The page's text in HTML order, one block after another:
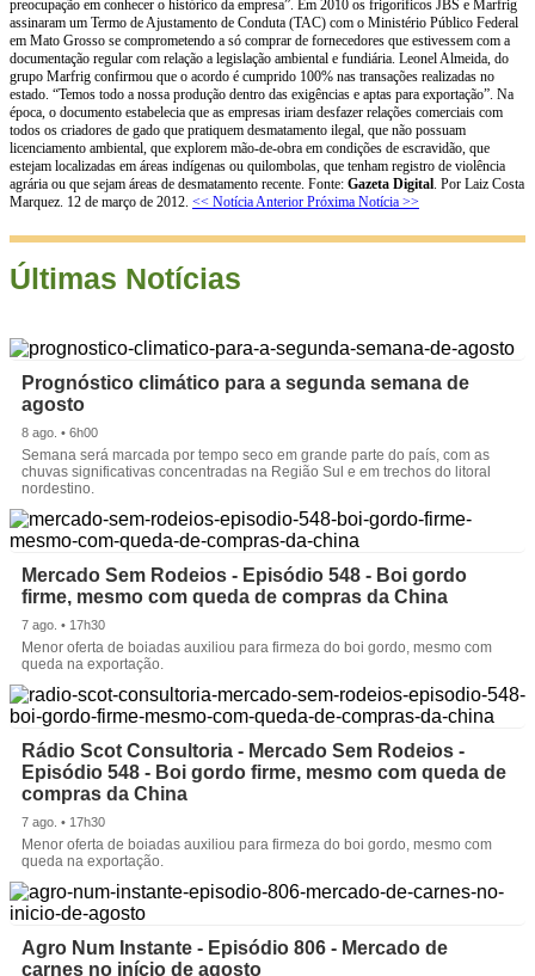
preocupação em conhecer o histórico da empresa”. Em 2010 os frigoríficos JBS e Marfrig
assinaram um Termo de Ajustamento de Conduta (TAC) com o Ministério Público Federal
em Mato Grosso se comprometendo a só comprar de fornecedores que estivessem com a
documentação regular com relação a legislação ambiental e fundiária. Leonel Almeida, do
grupo Marfrig confirmou que o acordo é cumprido 100% nas transações realizadas no
estado. “Temos todo a nossa produção dentro das exigências e aptas para exportação”. Na
época, o documento estabelecia que as empresas iriam desfazer relações comerciais com
todos os criadores de gado que pratiquem desmatamento ilegal, que não possuam
licenciamento ambiental, que explorem mão-de-obra em condições de escravidão, que
estejam localizadas em áreas indígenas ou quilombolas, que tenham registro de violência
agrária ou que sejam áreas de desmatamento recente. Fonte: Gazeta Digital. Por Laiz Costa
Marquez. 12 de março de 2012. << Notícia Anterior Próxima Notícia >>
Últimas Notícias
Prognóstico climático para a segunda semana de
agosto
8 ago. • 6h00
Semana será marcada por tempo seco em grande parte do país, com as
chuvas significativas concentradas na Região Sul e em trechos do litoral
nordestino.
Mercado Sem Rodeios - Episódio 548 - Boi gordo
firme, mesmo com queda de compras da China
7 ago. • 17h30
Menor oferta de boiadas auxiliou para firmeza do boi gordo, mesmo com
queda na exportação.
Rádio Scot Consultoria - Mercado Sem Rodeios -
Episódio 548 - Boi gordo firme, mesmo com queda de
compras da China
7 ago. • 17h30
Menor oferta de boiadas auxiliou para firmeza do boi gordo, mesmo com
queda na exportação.
Agro Num Instante - Episódio 806 - Mercado de
carnes no início de agosto